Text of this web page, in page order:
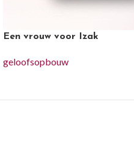
Een vrouw voor Izak
geloofsopbouw